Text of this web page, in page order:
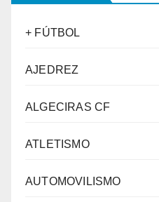
+ FÚTBOL
AJEDREZ
ALGECIRAS CF
ATLETISMO
AUTOMOVILISMO